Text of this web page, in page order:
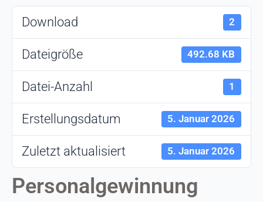
Download 2
Dateigröße 492.68 KB
Datei-Anzahl 1
Erstellungsdatum 5. Januar 2026
Zuletzt aktualisiert 5. Januar 2026
Personalgewinnung